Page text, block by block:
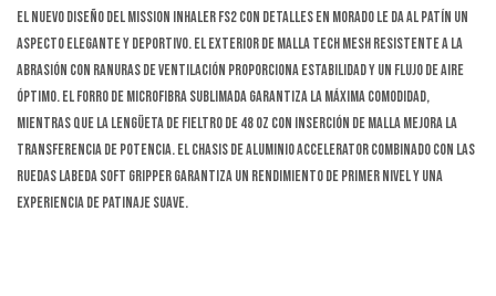
El nuevo diseño del MISSION Inhaler FS2 con detalles en morado le da al patín un
aspecto elegante y deportivo. El exterior de malla Tech Mesh resistente a la
abrasión con ranuras de ventilación proporciona estabilidad y un flujo de aire
óptimo. El forro de microfibra sublimada garantiza la máxima comodidad,
mientras que la lengüeta de fieltro de 48 oz con inserción de malla mejora la
transferencia de potencia. El chasis de aluminio ACCELERATOR combinado con las
ruedas LABEDA Soft Gripper garantiza un rendimiento de primer nivel y una
experiencia de patinaje suave.